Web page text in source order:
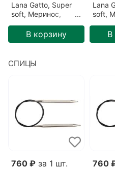
Lana Gatto, Super
soft, Меринос,
Борвинок (14598)
В корзину
Lana
soft,
В
СПИЦЫ
760 ₽ за 1 шт. 760